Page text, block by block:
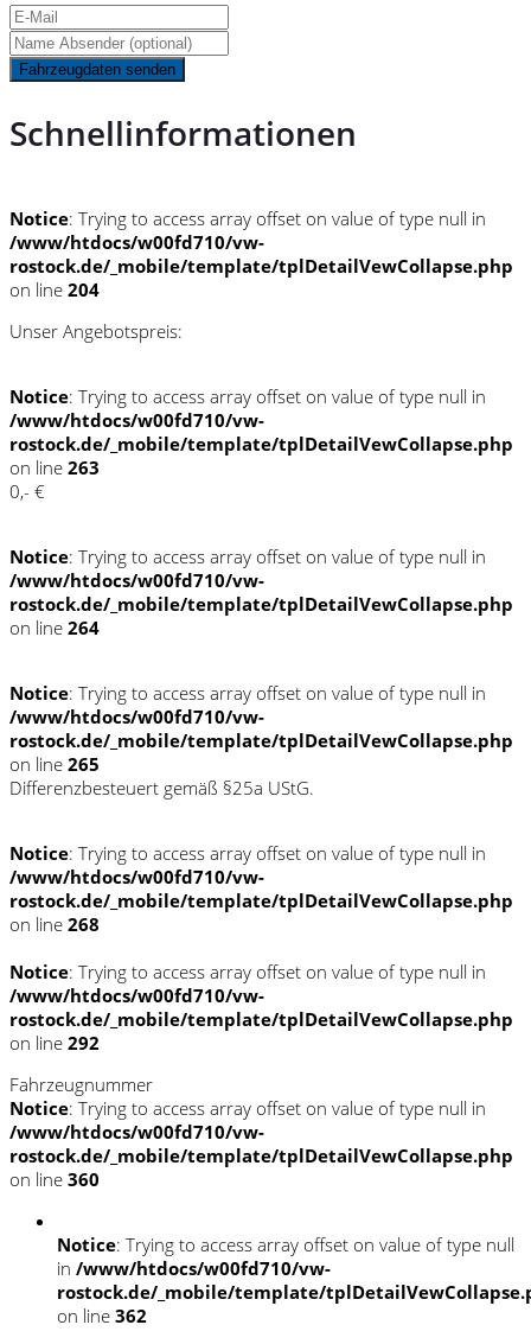
Fahrzeugdaten senden
Schnellinformationen
Notice: Trying to access array offset on value of type null in
/www/htdocs/w00fd710/vw-
rostock.de/_mobile/template/tplDetailVewCollapse.php
on line 204
Unser Angebotspreis:
Notice: Trying to access array offset on value of type null in
/www/htdocs/w00fd710/vw-
rostock.de/_mobile/template/tplDetailVewCollapse.php
on line 263
0,- €
Notice: Trying to access array offset on value of type null in
/www/htdocs/w00fd710/vw-
rostock.de/_mobile/template/tplDetailVewCollapse.php
on line 264
Notice: Trying to access array offset on value of type null in
/www/htdocs/w00fd710/vw-
rostock.de/_mobile/template/tplDetailVewCollapse.php
on line 265
Differenzbesteuert gemäß §25a UStG.
Notice: Trying to access array offset on value of type null in
/www/htdocs/w00fd710/vw-
rostock.de/_mobile/template/tplDetailVewCollapse.php
on line 268
Notice: Trying to access array offset on value of type null in
/www/htdocs/w00fd710/vw-
rostock.de/_mobile/template/tplDetailVewCollapse.php
on line 292
Fahrzeugnummer
Notice: Trying to access array offset on value of type null in
/www/htdocs/w00fd710/vw-
rostock.de/_mobile/template/tplDetailVewCollapse.php
on line 360
Notice: Trying to access array offset on value of type null
in /www/htdocs/w00fd710/vw-
rostock.de/_mobile/template/
on line 362